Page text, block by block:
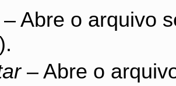
Abre o arquivo
– Abre o